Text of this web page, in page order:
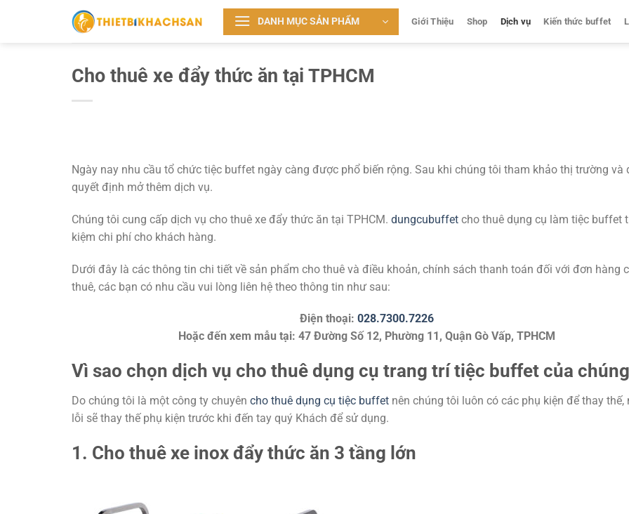
DANH MỤC SẢN PHẨM Giới Thiệu Shop Dịch vụ Kiến thức buffet
Cho thuê xe đẩy thức ăn tại TPHCM
Ngày nay nhu cầu tổ chức tiệc buffet ngày càng được phổ biến rộng. Sau khi chúng tôi tham khảo thị trường và
quyết định mở thêm dịch vụ.
Chúng tôi cung cấp dịch vụ cho thuê xe đẩy thức ăn tại TPHCM. dungcubuffet cho thuê dụng cụ làm tiệc buffet
kiệm chi phí cho khách hàng.
Dưới đây là các thông tin chi tiết về sản phẩm cho thuê và điều khoản, chính sách thanh toán đối với đơn hàng
thuê, các bạn có nhu cầu vui lòng liên hệ theo thông tin như sau:
Điện thoại: 028.7300.7226
Hoặc đến xem mẫu tại: 47 Đường Số 12, Phường 11, Quận Gò Vấp, TPHCM
Vì sao chọn dịch vụ cho thuê dụng cụ trang trí tiệc buffet của
Do chúng tôi là một công ty chuyên cho thuê dụng cụ tiệc buffet nên chúng tôi luôn có các phụ kiện để thay thế,
lỗi sẽ thay thế phụ kiện trước khi đến tay quý Khách để sử dụng.
1. Cho thuê xe inox đẩy thức ăn 3 tầng lớn